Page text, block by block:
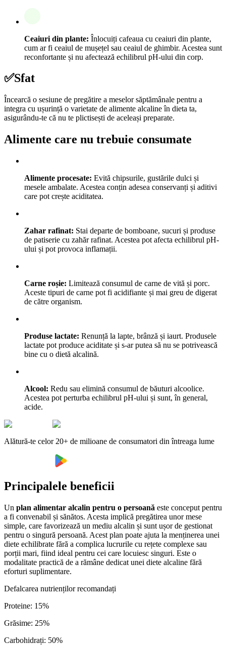
Ceaiuri din plante: Înlocuiți cafeaua cu ceaiuri din plante,
cum ar fi ceaiul de mușețel sau ceaiul de ghimbir. Acestea sunt
reconfortante și nu afectează echilibrul pH-ului din corp.
✅Sfat
Încearcă o sesiune de pregătire a meselor săptămânale pentru a
integra cu ușurință o varietate de alimente alcaline în dieta ta,
asigurându-te că nu te plictisești de aceleași preparate.
Alimente care nu trebuie consumate
Alimente procesate: Evită chipsurile, gustările dulci și
mesele ambalate. Acestea conțin adesea conservanți și aditivi
care pot crește aciditatea.
Zahar rafinat: Stai departe de bomboane, sucuri și produse
de patiserie cu zahăr rafinat. Acestea pot afecta echilibrul pH-
ului și pot provoca inflamații.
Carne roșie: Limitează consumul de carne de vită și porc.
Aceste tipuri de carne pot fi acidifiante și mai greu de digerat
de către organism.
Produse lactate: Renunță la lapte, brânză și iaurt. Produsele
lactate pot produce aciditate și s-ar putea să nu se potrivească
bine cu o dietă alcalină.
Alcool: Redu sau elimină consumul de băuturi alcoolice.
Acestea pot perturba echilibrul pH-ului și sunt, în general,
acide.
Alătură-te celor 20+ de milioane de consumatori din întreaga lume
Principalele beneficii
Un plan alimentar alcalin pentru o persoană este conceput pentru
a fi convenabil și sănătos. Acesta implică pregătirea unor mese
simple, care favorizează un mediu alcalin și sunt ușor de gestionat
pentru o singură persoană. Acest plan poate ajuta la menținerea unei
diete echilibrate fără a complica lucrurile cu rețete complexe sau
porții mari, fiind ideal pentru cei care locuiesc singuri. Este o
modalitate practică de a rămâne dedicat unei diete alcaline fără
eforturi suplimentare.
Defalcarea nutrienților recomandați
Proteine: 15%
Grăsime: 25%
Carbohidrați: 50%